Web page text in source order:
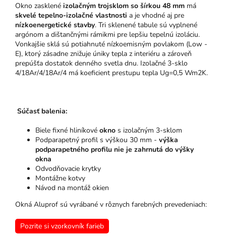
Okno zasklené izolačným trojsklom so šírkou 48 mm má
skvelé tepelno-izolačné vlastnosti a je vhodné aj pre
nízkoenergetické stavby. Tri sklenené tabule sú vyplnené
argónom a dištančnými rámikmi pre lepšiu tepelnú izoláciu.
Vonkajšie sklá sú potiahnuté nízkoemisným povlakom (Low -
E), ktorý zásadne znižuje úniky tepla z interiéru a zároveň
prepúšťa dostatok denného svetla dnu. Izolačné 3-sklo
4/18Ar/4/18Ar/4 má koeficient prestupu tepla Ug=0,5 Wm2K.
Súčasť balenia:
Biele fixné hliníkové okno s izolačným 3-sklom
Podparapetný profil s výškou 30 mm - výška
podparapetného profilu nie je zahrnutá do výšky
okna
Odvodňovacie krytky
Montážne kotvy
Návod na montáž okien
Okná Aluprof sú vyrábané v rôznych farebných prevedeniach:
Pozrite si vzorkovník farieb